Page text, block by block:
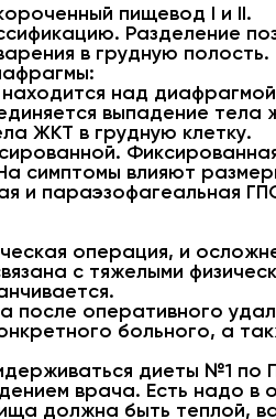
пищевод I и II.
Разделение
в грудную полость.
над
выпадение тела
ЖКТ в грудную клетку.
симптомы влияют
и параэзофагеальная
операция, и
с тяжелыми
после оперативного
больного, а
диеты №1 по
врача. Есть надо в
должна быть теплой,